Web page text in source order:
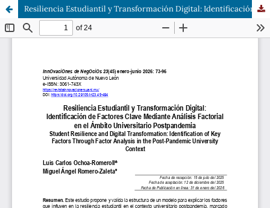
Resiliencia Estudiantil y Transformación Digital: Identificación de Factores Clave Mediante Análisis Factorial en el Ámbito Universitario Postpandemia